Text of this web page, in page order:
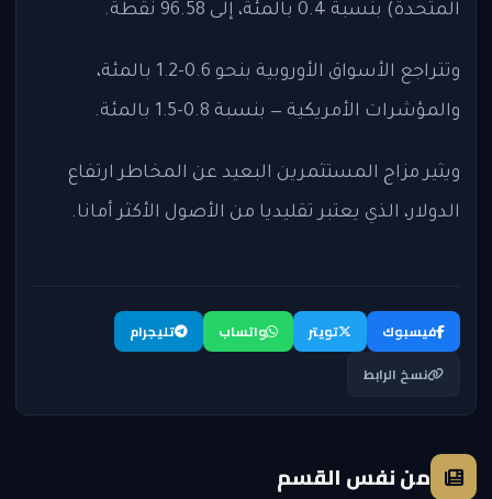
المتحدة) بنسبة 0.4 بالمئة، إلى 96.58 نقطة.
وتتراجع الأسواق الأوروبية بنحو 0.6-1.2 بالمئة،
والمؤشرات الأمريكية — بنسبة 0.8-1.5 بالمئة.
ويثير مزاج المستثمرين البعيد عن المخاطر ارتفاع
الدولار، الذي يعتبر تقليديا من الأصول الأكثر أمانا.
فيسبوك تويتر واتساب
تليجرام
نسخ الرابط
من نفس القسم